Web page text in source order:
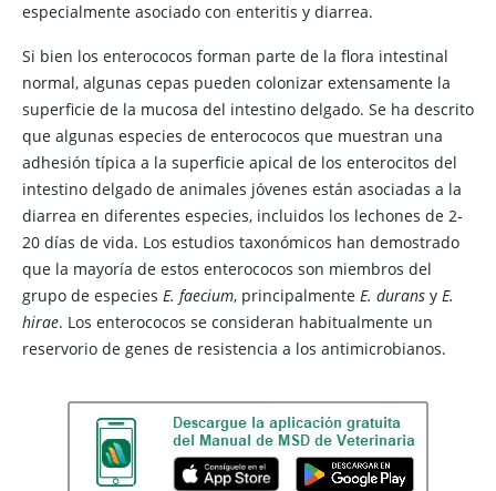
especialmente asociado con enteritis y diarrea.
Si bien los enterococos forman parte de la flora intestinal
normal, algunas cepas pueden colonizar extensamente la
superficie de la mucosa del intestino delgado. Se ha descrito
que algunas especies de enterococos que muestran una
adhesión típica a la superficie apical de los enterocitos del
intestino delgado de animales jóvenes están asociadas a la
diarrea en diferentes especies, incluidos los lechones de 2-
20 días de vida. Los estudios taxonómicos han demostrado
que la mayoría de estos enterococos son miembros del
grupo de especies E. faecium, principalmente E. durans y E.
hirae. Los enterococos se consideran habitualmente un
reservorio de genes de resistencia a los antimicrobianos.